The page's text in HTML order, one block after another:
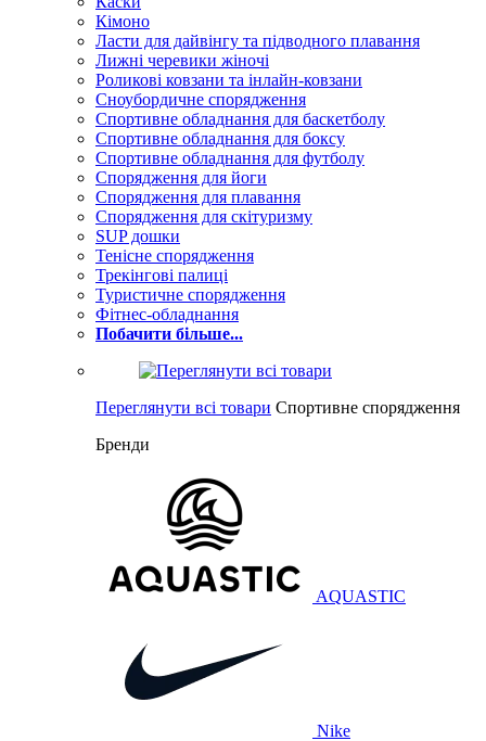
Кімоно
Ласти для дайвінгу та підводного плавання
Лижні черевики жіночі
Роликові ковзани та інлайн-ковзани
Сноубордичне спорядження
Спортивне обладнання для баскетболу
Спортивне обладнання для боксу
Спортивне обладнання для футболу
Спорядження для йоги
Спорядження для плавання
Спорядження для скітуризму
SUP дошки
Тенісне спорядження
Трекінгові палиці
Туристичне спорядження
Фітнес-обладнання
Побачити більше...
Переглянути всі товари Спортивне спорядження
Бренди
AQUASTIC
Nike